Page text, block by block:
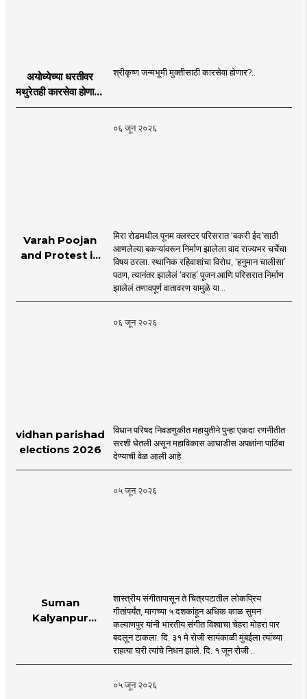
अयोध्येच्या धरतीवर
मथुरेतही कारसेवा होणार?
| Shri Krishna
श्रीकृष्ण जन्मभूमी मुक्तीसाठी कारसेवा होणार?..
०६ जून २०२६
Varah Poojan
and Protest in
Mira Road
मिरा रोडमधील पूनम क्लस्टर परिसरात ‘बकरी ईद’साठी
आणलेल्या बकऱ्यांवरून निर्माण झालेला वाद राज्यभर चर्चेचा
विषय ठरला. स्थानिक रहिवाशांचा विरोध, ‘हनुमान चालीसा’
पठण, त्यानंतर झालेलं ‘वराह’ पूजन आणि परिसरात निर्माण
झालेलं तणावपूर्ण वातावरण यामुळे या ..
०६ जून २०२६
vidhan parishad
elections 2026
विधान परिषद निवडणुकीत महायुतीने पुन्हा एकदा रणनीतीत
सरशी घेतली असून महाविकास आघाडीस अपक्षांना पाठिंबा
देण्याची वेळ आली आहे..
०५ जून २०२६
Suman
Kalyanpur
mumbai |
शास्त्रीय संगीतापासून ते चित्रपटातील लोकप्रिय
गीतांपर्यंत, मागच्या ५ दशकांहून अधिक काळ सुमन
कल्याणपुर यांनी भारतीय संगीत विश्वाचा चेहरा मोहरा पार
बदलून टाकला. दि. ३१ मे रोजी सायंकाळी मुंबईला त्यांच्या
राहत्या घरी त्यांचे निधन झाले. दि. १ जून रोजी ..
०५ जून २०२६